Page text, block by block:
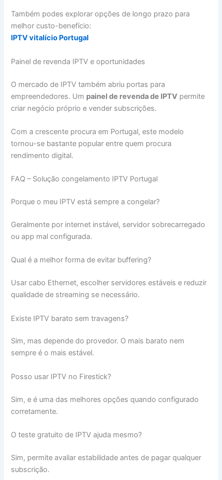
Também podes explorar opções de longo prazo para
melhor custo-benefício:
IPTV vitalício Portugal
Painel de revenda IPTV e oportunidades
O mercado de IPTV também abriu portas para
empreendedores. Um painel de revenda de IPTV permite
criar negócio próprio e vender subscrições.
Com a crescente procura em Portugal, este modelo
tornou-se bastante popular entre quem procura
rendimento digital.
FAQ – Solução congelamento IPTV Portugal
Porque o meu IPTV está sempre a congelar?
Geralmente por internet instável, servidor sobrecarregado
ou app mal configurada.
Qual é a melhor forma de evitar buffering?
Usar cabo Ethernet, escolher servidores estáveis e reduzir
qualidade de streaming se necessário.
Existe IPTV barato sem travagens?
Sim, mas depende do provedor. O mais barato nem
sempre é o mais estável.
Posso usar IPTV no Firestick?
Sim, e é uma das melhores opções quando configurado
corretamente.
O teste gratuito de IPTV ajuda mesmo?
Sim, permite avaliar estabilidade antes de pagar qualquer
subscrição.